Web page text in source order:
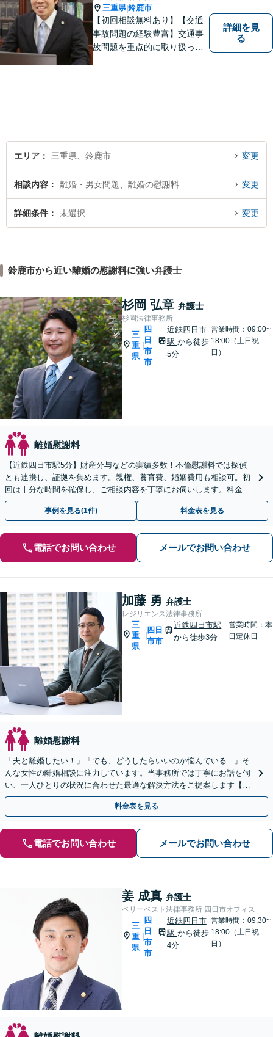
三重県|鈴鹿市
【初回相談無料あり】【交通
事故問題の経験豊富】交通事
故問題を重点的に取り扱って
詳細を見
る
エリア 三重県、鈴鹿市 変更
相談内容 離婚・男女問題、離婚の慰謝料 変更
詳細条件 未選択 変更
鈴鹿市から近い離婚の慰謝料に強い弁護士
杉岡 弘章 弁護士
杉岡法律事務所
三
重
県
四
日
市
市
近鉄四日市
駅 から徒歩
5分
営業時間：09:00~
18:00（土日祝
日）
離婚慰謝料
【近鉄四日市駅5分】財産分与などの実績多数！不倫慰謝料では探偵
とも連携し、証拠を集めます。親権、養育費、婚姻費用も相談可。初
回は十分な時間を確保し、ご相談内容を丁寧にお伺いします。料金に
ついても納得いただけるまで丁寧にご説明いたします。
事例を見る(1件) 料金表を見る
電話でお問い合わせ メールでお問い合わせ
加藤 勇 弁護士
レジリエンス法律事務所
三
重
県
四日
市市
近鉄四日市駅
から徒歩3分
営業時間：本
日定休日
離婚慰謝料
「夫と離婚したい！」「でも、どうしたらいいのか悩んでいる...」そ
んな女性の離婚相談に注力しています。当事務所では丁寧にお話を伺
い、一人ひとりの状況に合わせた最適な解決方法をご提案します【選
べる料金プラン】【法テラス可】【近鉄四日市駅3分】
料金表を見る
電話でお問い合わせ メールでお問い合わせ
姜 成真 弁護士
ベリーベスト法律事務所 四日市オフィス
三
重
県
四
日
市
市
近鉄四日市
駅 から徒歩
4分
営業時間：09:30~
18:00（土日祝
日）